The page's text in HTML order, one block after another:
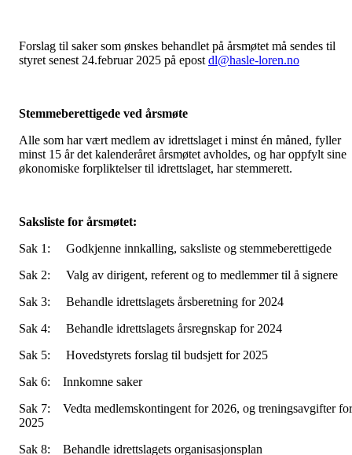
Forslag til saker som ønskes behandlet på årsmøtet må sendes til
styret senest 24.februar 2025 på epost dl@hasle-loren.no
Stemmeberettigede ved årsmøte
Alle som har vært medlem av idrettslaget i minst én måned, fyller
minst 15 år det kalenderåret årsmøtet avholdes, og har oppfylt sine
økonomiske forpliktelser til idrettslaget, har stemmerett.
Saksliste for årsmøtet:
Sak 1: Godkjenne innkalling, saksliste og stemmeberettigede
Sak 2: Valg av dirigent, referent og to medlemmer til å signere
Sak 3: Behandle idrettslagets årsberetning for 2024
Sak 4: Behandle idrettslagets årsregnskap for 2024
Sak 5: Hovedstyrets forslag til budsjett for 2025
Sak 6: Innkomne saker
Sak 7: Vedta medlemskontingent for 2026, og treningsavgifter for
2025
Sak 8: Behandle idrettslagets organisasjonsplan